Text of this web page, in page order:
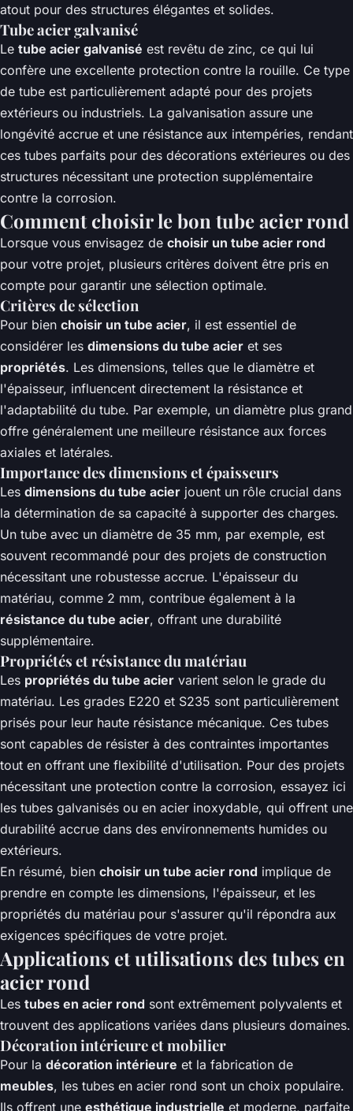
atout pour des structures élégantes et solides.
Tube acier galvanisé
Le tube acier galvanisé est revêtu de zinc, ce qui lui
confère une excellente protection contre la rouille. Ce type
de tube est particulièrement adapté pour des projets
extérieurs ou industriels. La galvanisation assure une
longévité accrue et une résistance aux intempéries, rendant
ces tubes parfaits pour des décorations extérieures ou des
structures nécessitant une protection supplémentaire
contre la corrosion.
Comment choisir le bon tube acier rond
Lorsque vous envisagez de choisir un tube acier rond
pour votre projet, plusieurs critères doivent être pris en
compte pour garantir une sélection optimale.
Critères de sélection
Pour bien choisir un tube acier, il est essentiel de
considérer les dimensions du tube acier et ses
propriétés. Les dimensions, telles que le diamètre et
l'épaisseur, influencent directement la résistance et
l'adaptabilité du tube. Par exemple, un diamètre plus grand
offre généralement une meilleure résistance aux forces
axiales et latérales.
Importance des dimensions et épaisseurs
Les dimensions du tube acier jouent un rôle crucial dans
la détermination de sa capacité à supporter des charges.
Un tube avec un diamètre de 35 mm, par exemple, est
souvent recommandé pour des projets de construction
nécessitant une robustesse accrue. L'épaisseur du
matériau, comme 2 mm, contribue également à la
résistance du tube acier, offrant une durabilité
supplémentaire.
Propriétés et résistance du matériau
Les propriétés du tube acier varient selon le grade du
matériau. Les grades E220 et S235 sont particulièrement
prisés pour leur haute résistance mécanique. Ces tubes
sont capables de résister à des contraintes importantes
tout en offrant une flexibilité d'utilisation. Pour des projets
nécessitant une protection contre la corrosion, essayez ici
les tubes galvanisés ou en acier inoxydable, qui offrent une
durabilité accrue dans des environnements humides ou
extérieurs.
En résumé, bien choisir un tube acier rond implique de
prendre en compte les dimensions, l'épaisseur, et les
propriétés du matériau pour s'assurer qu'il répondra aux
exigences spécifiques de votre projet.
Applications et utilisations des tubes en
acier rond
Les tubes en acier rond sont extrêmement polyvalents et
trouvent des applications variées dans plusieurs domaines.
Décoration intérieure et mobilier
Pour la décoration intérieure et la fabrication de
meubles, les tubes en acier rond sont un choix populaire.
Ils offrent une esthétique industrielle et moderne, parfaite